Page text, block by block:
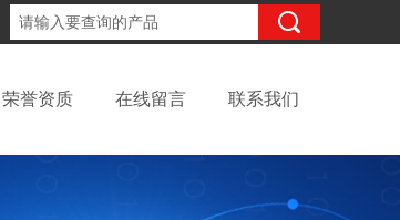
荣誉资质 在线留言 联系我们